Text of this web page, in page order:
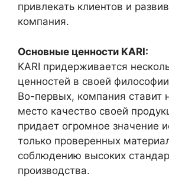
привлекать клиентов и
компания.
Основные ценности KARI:
KARI придерживается
ценностей в своей
Во-первых, компания ставит
место качество своей
придает огромное значение
только проверенных
соблюдению высоких
производства.